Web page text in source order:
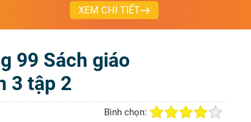
XEM CHI TIẾT
99 Sách giáo
3 tập 2
Bình chọn: